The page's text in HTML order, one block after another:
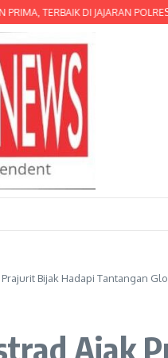
TERBAIK DI JAJARAN POLRES
Bijak Hadapi Tantangan
Ajak